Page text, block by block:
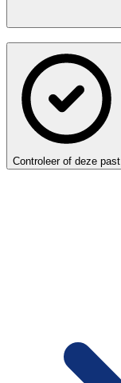
Controleer of deze past